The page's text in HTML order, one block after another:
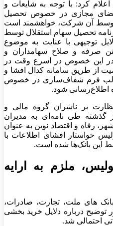
اعلام کرد: با توجه به شایعات و
فضای مجازی در خصوص تحصیل
توسط آن شرکت، خواهشمند است
تحصیل سهام استقلال توسط
توجیهی با عنایت به موضوع
صرفه و صلاح سهامداران و
در این خصوص در اسرع وقت در
از طریق سامانه کدال افشا و
فرم شفاف‌سازی در خصوص
اطلاع‌رسانی شود.
بر ناشران گروه مالی و
طی نامه‌ای به مدیران
رفاه و اقتصاد نوین به‌ عنوان
پرسپولیس خواستار افشای اطلاعات با
این بانک‌ها شده است.
ملزم به ارایه
های ملت، تجارت، صادرات،
توضیح درباره دلایل خرید بخشی
احتمالی شد.